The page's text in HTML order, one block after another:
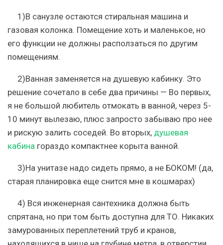
1)В санузле остаются стиральная машина и
газовая колонка. Помещение хоть и маленькое, но
его функции не должны расползаться по другим
помещениям.
2)Ванная заменяется на душевую кабинку. Это
решение сочетало в себе два причины — Во первых,
я не большой любитель отмокать в ванной, через 5-
10 минут вылезаю, плюс запросто забываю про нее
и рискую залить соседей. Во вторых, душевая
кабина гораздо компактнее корыта ванной.
3)На унитазе надо сидеть прямо, а не БОКОМ! (да,
старая планировка еще снится мне в кошмарах)
4) Вся инженерная сантехника должна быть
спрятана, но при том быть доступна для ТО. Никаких
замурованных переплетений труб и кранов,